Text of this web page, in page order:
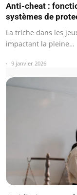
Anti-cheat :
systèmes de
La triche dans les
impactant la pleine…
9 janvier 2026